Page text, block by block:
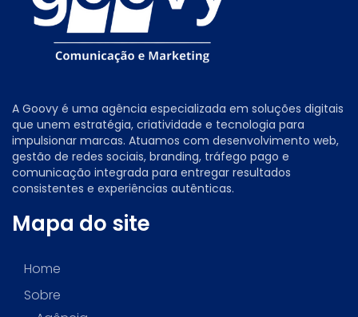
A Goovy é uma agência especializada em soluções digitais
que unem estratégia, criatividade e tecnologia para
impulsionar marcas. Atuamos com desenvolvimento web,
gestão de redes sociais, branding, tráfego pago e
comunicação integrada para entregar resultados
consistentes e experiências autênticas.
Mapa do site
Home
Sobre